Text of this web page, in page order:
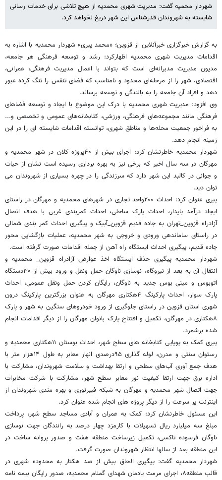
شهردار محمیه گفت: مدیریت شهری محمدیه از هیچ تلاشی برای خدمات رسانی
شایسته به شهروندان قدرشناس این شهر دریغ نخواهد کرد.
به گزارش خبرگزاری خبرآنلاین از قزوین؛ «محمد پیری» شهردار محمدیه با اشاره به
اقدامات مدیریت شهری محمدیه اظهارکرد: رشد و توسعه فرهنگی هر جامعه،
مدیون مدیریت مدبرانه‌ای است که بتواند با اعمال مدیریت فرهنگی، عمرانی،
اقتصادی، شهر را از مرحله‌ای محدود و نامناسب که فضای تنفس را تنگ کرده عبور
دهد و افراد آن جامعه را به بالندگی و توسعه برساند.
وی افزود: مدیریت شهری محمدیه با درک این موضوع با ایجاد و توسعه فضاهای
فرهنگی مانند مجموعه‌های فرهنگی، ورزشی، کتابخانه‌های عمومی و تخصصی و...
به فراخور جمعیت محله‌ها و مناطق شهری، توانسته اقدامات شایسته ای را در این
زمینه انجام دهد.
شهردار محمدیه خاطرنشان کرد: اجرای بیش از ۴۰پروژه کلان در شهر محمدیه و
مهرگان در سه سال اخیر که برخی نیز به بهره برداری رسیده است نشان از حیات
و جوانی در کالبد این شهر دارد که سرزندگی را در چهره بسیاری از شهروندان می
توان دید.
پیری عنوان کرد: احداث ۲۰۰واحد تجاری در شهرهای محمدیه و مهرگان در راستای
ایجاد درآمد پایدار، احداث پارک ساحلی، احداث کمربندی غربی با هدف اتصال
آزادراه قزوین_تهران به جاده قدیم قزوین_آبیک و پیگیری احداث کمر بندی شمالی
در راستای ساماندهی ورودی و خروجی به شهر محمدیه، عملیات بازگشایی محور
جاده قدیم، پیگیری احداث ایستگاه راه آهن از جمله اقدامات صورت گرفته است.
شهردار محمدیه پیگیری حذف ایستگاه اخذ عوارض آزادراه قزوین_ محمدیه و
انتقال آن به بعد از نیروگاه، نوسازی ناوگان حمل ونقل و ورود بیش از ۳۰دستگاه
اتوبوس و مینی بوس جدید به ناوگان، رایگان کردن حمل ونقل عمومی، احداث
پارک سوار، احداث پارکینگ ۴هکتاری مهرگان به عنوان بزرگترین پارکینگ درون
شهری استان قزوین در راستای جلوگیری از ورود خودروهای سنگین به شهر و پارک
۸هکتاری در مهرگان، تکمیل و افتتاح پارک بانوان مهرگان را از دیگر اقدامات انجام
شده برشمرد.
پیری کمک به پویایی کتابخانه های سطح شهر، احداث بوستان ۱۱هکتاری محمدیه و
رستوان سنتی و مدرن، لوله گذاری ۹۵درصدی انهار معابر به طول ۱۴هزار متر با
هدف جمع آوری آب‌های سطحی و ارتقا بهداشت و سلامت شهروندان، مشارکت با
اداره برق جهت ارتقا کیفیت نور معابر سطح شهر، مشارکت با شرکت مخابرات
جهت اتصال شهر محمدیه و مهرگان به شبکه فیبرنوری و بهره مندی شهروندان از
اینترنت پر سرعت را از دیگر پروژه های انجام شده عنوان کرد.
این مسئول خاطرنشان کرد: کمک به عمران و آبادی مساجد سطح شهر، پرداخت
مبلغ سه میلیارد ریال تسهیلات با کارمزد چهار درصد به رانندگان جهت نوسازی
ناوگان فرسوده تاکسی، تکمیل زیرساخت منطقه هفت و صدور پروانه ساخت در
این منطقه بعد از سالها انتظار شهروندان صورت گرفت.
شهردار محمدیه گفت: پیگیری الحاق بیش از صد هکتار به محدوده شهری در
قالب منطقه۸، اجرای مرمت یادمان شهدای گمنام محمدیه، صدور رایگان بیمه نامه